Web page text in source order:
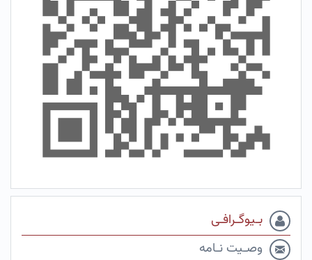
بـیوگـرافـی
وصـیت نـامه